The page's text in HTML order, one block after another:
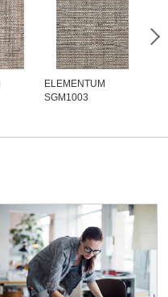
ELEMENTUM
SGM1003